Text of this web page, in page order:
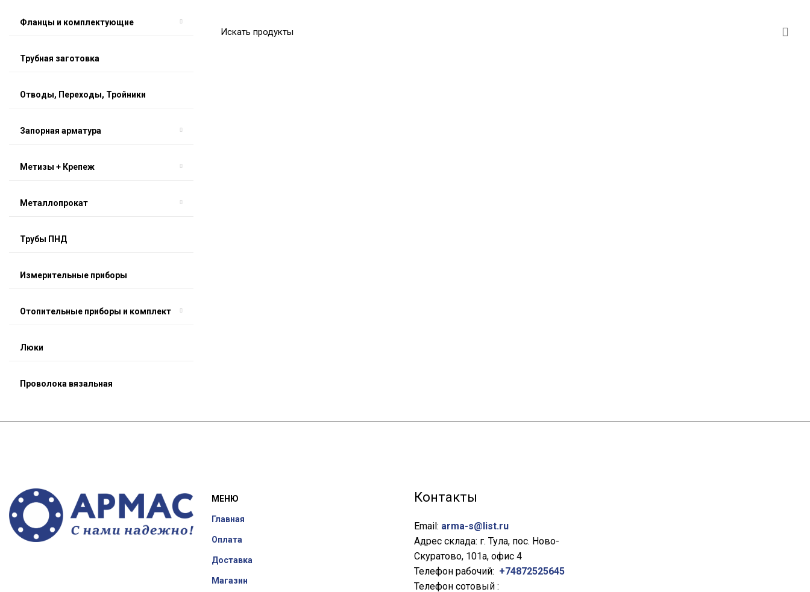
Фланцы и комплектующие
Трубная заготовка
Отводы, Переходы, Тройники
Запорная арматура
Метизы + Крепеж
Металлопрокат
Трубы ПНД
Измерительные приборы
Отопительные приборы и комплект
Люки
Проволока вязальная
МЕНЮ
Главная
Оплата
Доставка
Магазин
Контакты
Email: arma-s@list.ru
Адрес склада: г. Тула, пос. Ново-
Скуратово, 101а, офис 4
Телефон рабочий: +74872525645
Телефон сотовый :